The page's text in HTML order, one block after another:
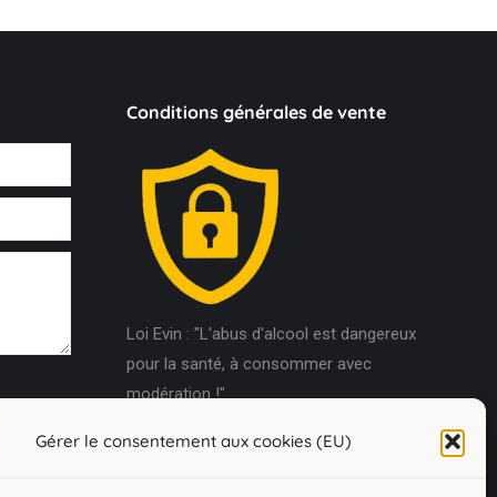
Gérer le consentement aux cookies (EU)
Conditions générales de vente
Loi Evin : "L'abus d'alcool est dangereux
pour la santé, à consommer avec
modération !"